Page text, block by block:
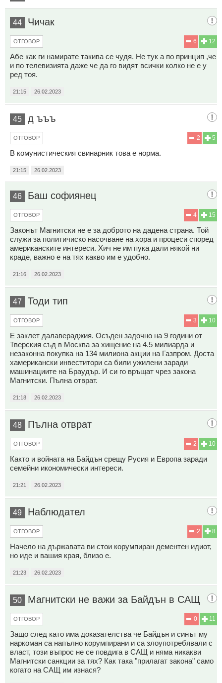
44 Чичак
12
6
ОТГОВОР
Абе как ги намирате такива се чудя. Не тук а по принцип ,че
и по телевизията даже че да го видят всички колко не е у
ред тоя.
21:15 26.02.2023
45 д ъъъ
5
2
ОТГОВОР
В комунистическия свинарник това е норма.
21:15 26.02.2023
46 Баш софиянец
15
4
ОТГОВОР
Законът Магнитски не е за доброто на дадена страна. Той
служи за политичиско насочване на хора и процеси според
американските интереси. Хич не им пука дали някой ни
краде, важно е на тях какво им е удобно.
21:16 26.02.2023
47 Тоди тип
10
3
ОТГОВОР
Е заклет далавераджия. Осъден задочно на 9 години от
Тверския съд в Москва за хищение на 4.5 милиарда и
незаконна покупка на 134 милиона акции на Газпром. Доста
хамерикански инвеститори са били ужилени заради
машинациите на Браудър. И си го връщат чрез закона
Магнитски. Пълна отврат.
21:18 26.02.2023
48 Пълна отврат
10
2
ОТГОВОР
Както и войната на Байдън срещу Русия и Европа заради
семейни икономически интереси.
21:21 26.02.2023
49 Наблюдател
8
2
ОТГОВОР
Начело на държавата ви стои корумпиран дементен идиот,
но иде и вашия края, близо е.
21:23 26.02.2023
50 Магнитски не важи за Байдън в САЩ
11
0
ОТГОВОР
Защо след като има доказателства че Байдън и синът му
наркоман са напълно корумпирани и са злоупотребявали с
власт, този въпрос не се повдига в САЩ и няма никакви
Магнитски санкции за тях? Как така "прилагат закона" само
когато на САЩ им изнася?